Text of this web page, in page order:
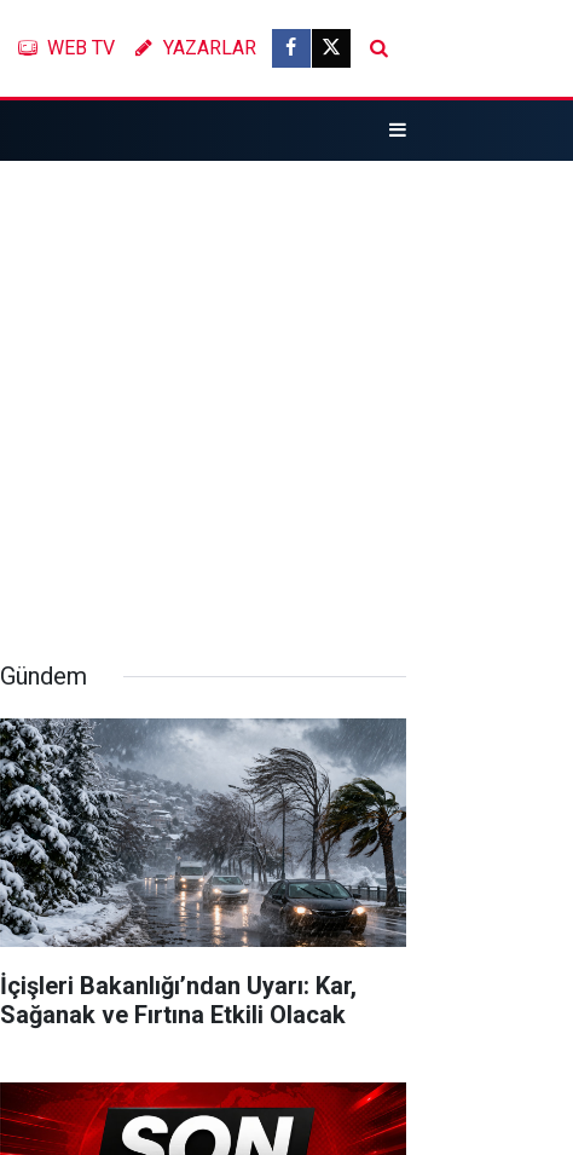
WEB TV YAZARLAR
Gündem
İçişleri Bakanlığı’ndan Uyarı: Kar,
Sağanak ve Fırtına Etkili Olacak